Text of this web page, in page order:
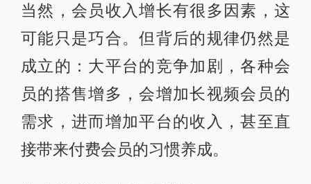
当然，会员收入增长有很多因素，这
可能只是巧合。但背后的规律仍然是
成立的：大平台的竞争加剧，各种会
员的搭售增多，会增加长视频会员的
需求，进而增加平台的收入，甚至直
接带来付费会员的习惯养成。